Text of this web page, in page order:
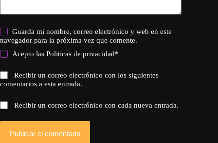
Guarda mi nombre, correo electrónico y web en este
navegador para la próxima vez que comente.
Acepto lasPoliticas de privacidad*
Recibir un correo electrónico con los siguientes
comentarios a esta entrada.
Recibir un correo electrónico con cada nueva entrada.
Publicar el comentario